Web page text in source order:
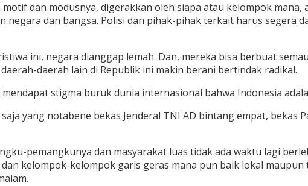
dan modusnya, digerakkan oleh siapa atau kelompok mana,
negara dan bangsa. Polisi dan pihak-pihak terkait harus segera
ini, negara dianggap lemah. Dan, mereka bisa berbuat
daerah lain di Republik ini makin berani bertindak radikal.
stigma buruk dunia internasional bahwa Indonesia
yang notabene bekas Jenderal TNI AD bintang empat, bekas
pemangkunya dan masyarakat luas tidak ada waktu lagi
kelompok-kelompok garis geras mana pun baik lokal